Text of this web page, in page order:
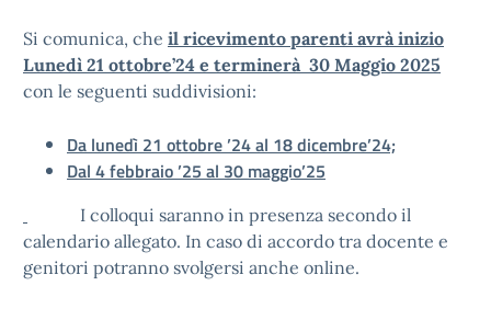
Si comunica, che il ricevimento parenti avrà inizio
Lunedì 21 ottobre’24 e terminerà 30 Maggio 2025
con le seguenti suddivisioni:
Da lunedì 21 ottobre ’24 al 18 dicembre’24;
Dal 4 febbraio ’25 al 30 maggio’25
I colloqui saranno in presenza secondo il
calendario allegato. In caso di accordo tra docente e
genitori potranno svolgersi anche online.